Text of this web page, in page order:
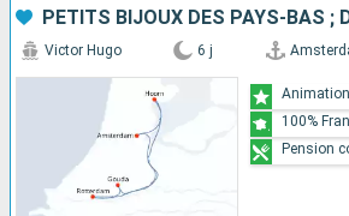
Victor Hugo 6 j
100%
Pension